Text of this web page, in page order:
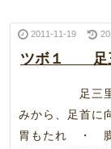
2011-11-19
ツボ１ 足
足三里・・
みから、足首
胃もたれ ・